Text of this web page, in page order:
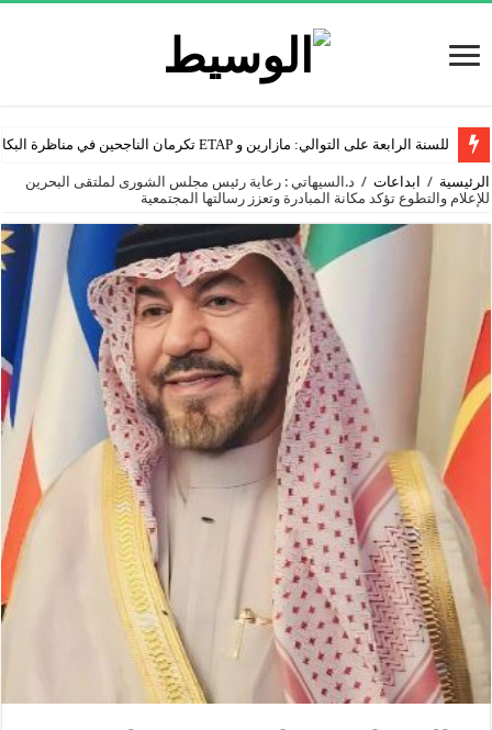
للسنة الرابعة على التوالي: مازارين و ETAP تكرمان الناجحين في مناظرة البكالوريا
الرئيسية / ابداعات / د.السيهاتي : رعاية رئيس مجلس الشورى لملتقى البحرين
للإعلام والتطوع تؤكد مكانة المبادرة وتعزز رسالتها المجتمعية